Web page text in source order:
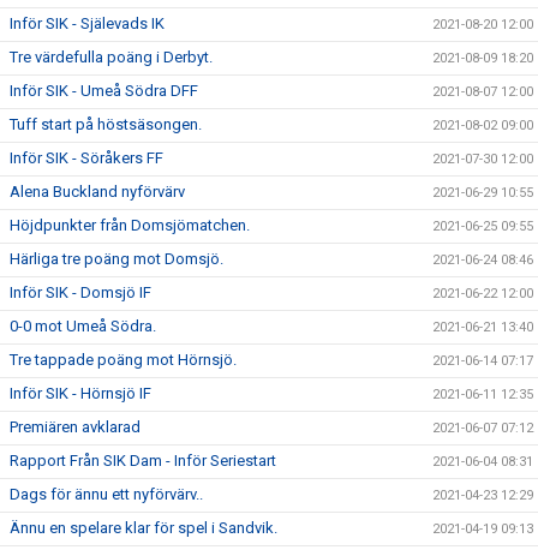
Inför SIK - Själevads IK 2021-08-20 12:00
Tre värdefulla poäng i Derbyt. 2021-08-09 18:20
Inför SIK - Umeå Södra DFF 2021-08-07 12:00
Tuff start på höstsäsongen. 2021-08-02 09:00
Inför SIK - Söråkers FF 2021-07-30 12:00
Alena Buckland nyförvärv 2021-06-29 10:55
Höjdpunkter från Domsjömatchen. 2021-06-25 09:55
Härliga tre poäng mot Domsjö. 2021-06-24 08:46
Inför SIK - Domsjö IF 2021-06-22 12:00
0-0 mot Umeå Södra. 2021-06-21 13:40
Tre tappade poäng mot Hörnsjö. 2021-06-14 07:17
Inför SIK - Hörnsjö IF 2021-06-11 12:35
Premiären avklarad 2021-06-07 07:12
Rapport Från SIK Dam - Inför Seriestart 2021-06-04 08:31
Dags för ännu ett nyförvärv.. 2021-04-23 12:29
Ännu en spelare klar för spel i Sandvik. 2021-04-19 09:13